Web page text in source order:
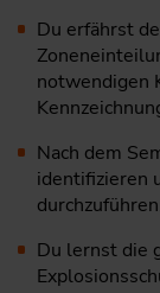
Du erfährst
notwendigen
Nach dem
identifi­zieren
Du lernst die